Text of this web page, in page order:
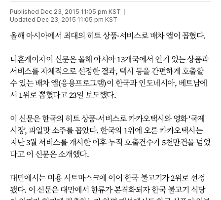
Published Dec 23, 2015 11:05 pm KST
Updated Dec 23, 2015 11:05 pm KST
올해 아시아에서 최대의 히트 상품·서비스로 배차 앱이 꼽혔다.
니혼게이자이 신문은 올해 아시아 13개국에서 인기 있는 상품과
서비스를 자체적으로 선정한 결과, 택시 등을 간편하게 호출할
수 있는 배차 앱(응용프로그램)이 한국과 인도네시아, 베트남에
서 1위로 뽑혔다고 23일 보도했다.
이 신문은 한국의 히트 상품·서비스로 카카오택시와 영화 '국제
시장', 과일맛 소주를 꼽았다. 한국의 1위에 오른 카카오택시는
지난 3월 서비스를 개시한 이후 누적 호출건수가 5천만건을 넘었
다고 이 신문은 소개했다.
대만에서는 미용 시트마스크에 이어 한국 불고기가 2위로 선정
됐다. 이 신문은 대만에서 한류가 본격화되자 한국 불고기 식당